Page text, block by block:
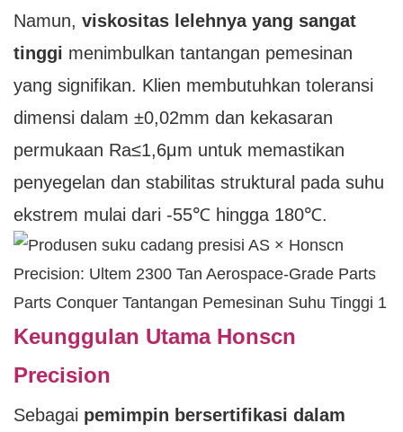
Namun, viskositas lelehnya yang sangat
tinggi menimbulkan tantangan pemesinan
yang signifikan. Klien membutuhkan toleransi
dimensi dalam ±0,02mm dan kekasaran
permukaan Ra≤1,6μm untuk memastikan
penyegelan dan stabilitas struktural pada suhu
ekstrem mulai dari -55℃ hingga 180℃.
Keunggulan Utama Honscn
Precision
Sebagai pemimpin bersertifikasi dalam